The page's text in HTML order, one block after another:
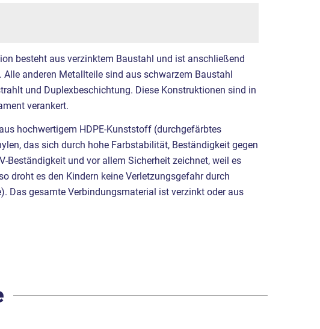
besteht aus verzinktem Baustahl und ist anschließend
Alle anderen Metallteile sind aus schwarzem Baustahl
und Duplexbeschichtung. Diese Konstruktionen sind in
verankert.
hochwertigem HDPE-Kunststoff (durchgefärbtes
das sich durch hohe Farbstabilität, Beständigkeit gegen
Beständigkeit und vor allem Sicherheit zeichnet, weil es
droht es den Kindern keine Verletzungsgefahr durch
Das gesamte Verbindungsmaterial ist verzinkt oder aus